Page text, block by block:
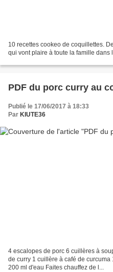
10 recettes cookeo de coquillettes.
qui vont plaire à toute la famille dans
PDF du porc curry au
Publié le 17/06/2017 à 18:33
Par KIUTE36
4 escalopes de porc 6 cuillères à
de curry 1 cuillère à café de
200 ml d'eau Faites chauffez de l...